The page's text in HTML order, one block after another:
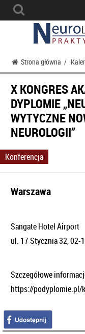
Strona główna /
X KONGRES
DYPLOMIE
WYTYCZNE
NEUROLOGII”
Konferencja
Warszawa
Sangate Hotel Airport
ul. 17 Stycznia 32, 02-
Szczegółowe
https://podyplomie.pl/